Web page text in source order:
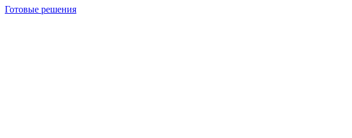
Готовые решения